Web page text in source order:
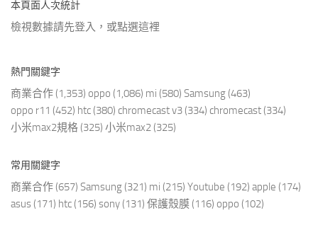
本頁面人次統計
檢視數據請先登入，或點選這裡
熱門關鍵字
商業合作 (1,353) oppo (1,086) mi (580) Samsung (463)
oppo r11 (452) htc (380) chromecast v3 (334) chromecast (334)
小米max2規格 (325) 小米max2 (325)
常用關鍵字
商業合作 (657) Samsung (321) mi (215) Youtube (192) apple (174)
asus (171) htc (156) sony (131) 保護殼膜 (116) oppo (102)